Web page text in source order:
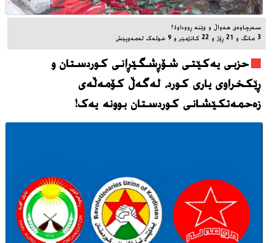
سه‌رچاوه‌ی هه‌واڵ و وێنه‌ ڕووداو٢٤
3 مانگ و 21 ڕۆژ و 22 کاتژمێر و 9 خوله‌ک له‌مه‌وپێش‌
حزبی یەکێتی شۆڕشگێڕانی کوردستان و
ڕێکخراوی یاری کورد، له‌گه‌ڵ کۆمەڵەی
زەحمەتکێشانی کوردستان بوونه‌ یه‌ک!